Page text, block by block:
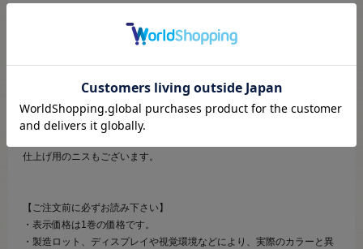
バッグやカゴなど、実用性のあるものが作れます。
※『エコクラフト』はハマナカ株式会社の登録商標です。
仕上げ用のニスもございます。
【ご注文前に必ずお読み下さい】
・表示価格は1巻の価格です。
・製造ロット、ディスプレイや視覚環境などにより、実際のカラーと異